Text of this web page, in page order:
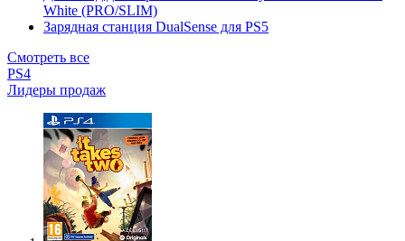
White (PRO/SLIM)
Зарядная станция DualSense для PS5
Смотреть все
PS4
Лидеры продаж